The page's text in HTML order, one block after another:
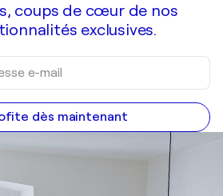
coups de cœur de nos
exclusives.
dès maintenant